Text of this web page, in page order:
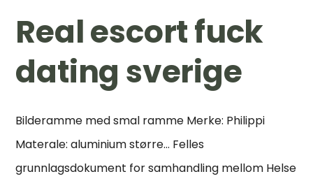
Real escort fuck
dating sverige
Bilderamme med smal ramme Merke: Philippi
Materale: aluminium større… Felles
grunnlagsdokument for samhandling mellom Helse